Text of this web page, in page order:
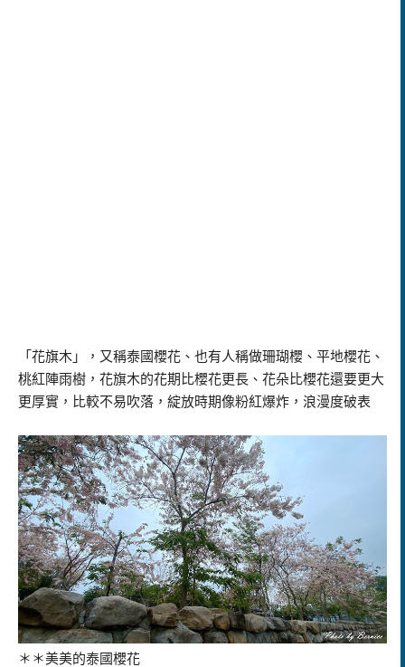
「花旗木」，又稱泰國櫻花、也有人稱做珊瑚櫻、平地櫻花、
桃紅陣雨樹，花旗木的花期比櫻花更長、花朵比櫻花還要更大
更厚實，比較不易吹落，綻放時期像粉紅爆炸，浪漫度破表
＊＊美美的泰國櫻花